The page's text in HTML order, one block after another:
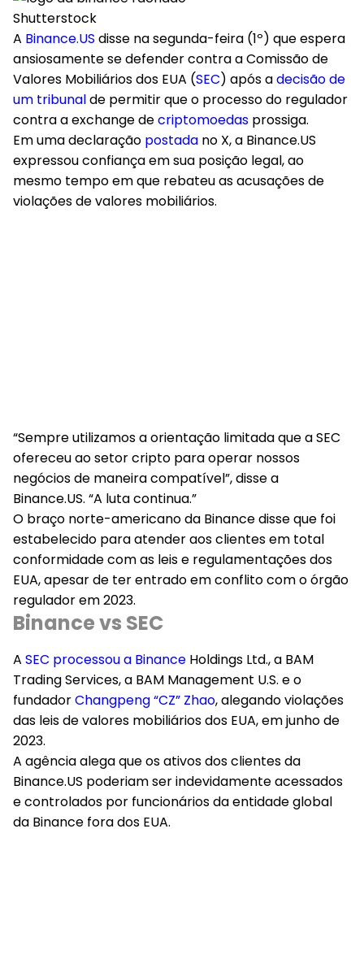
Shutterstock
A Binance.US disse na segunda-feira (1º) que espera
ansiosamente se defender contra a Comissão de
Valores Mobiliários dos EUA (SEC) após adecisão de
um tribunalde permitir que o processo do regulador
contra a exchange decriptomoedas prossiga.
Em uma declaração postada no X, a Binance.US
expressou confiança em sua posição legal, ao
mesmo tempo em que rebateu as acusações de
violações de valores mobiliários.
“Sempre utilizamos a orientação limitada que a SEC
ofereceu ao setor cripto para operar nossos
negócios de maneira compatível”, disse a
Binance.US. “A luta continua.”
O braço norte-americano da Binance disse que foi
estabelecido para atender aos clientes em total
conformidade com as leis e regulamentações dos
EUA, apesar de ter entrado em conflito com o órgão
regulador em 2023.
Binance vs SEC
A SEC processou a Binance Holdings Ltd., a BAM
Trading Services, a BAM Management U.S. e o
fundadorChangpeng “CZ” Zhao, alegando violações
das leis de valores mobiliários dos EUA, em junho de
2023.
A agência alega que os ativos dos clientes da
Binance.US poderiam ser indevidamente acessados
e controlados por funcionários da entidade global
da Binance fora dos EUA.